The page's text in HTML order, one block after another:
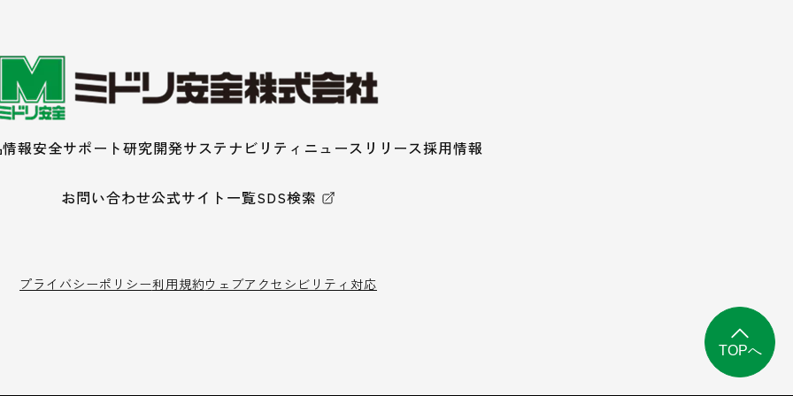
報安全サポート研究開発サステナビリティ ニュースリリース採用情報
お問い合わせ公式サイト一覧SDS検索
プライバシーポリシー利用規約ウェブアクセシビリティ対応
TOPへ